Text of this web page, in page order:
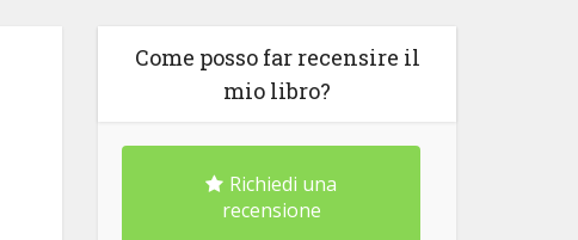
Come posso far recensire il
mio libro?
Richiedi una
recensione